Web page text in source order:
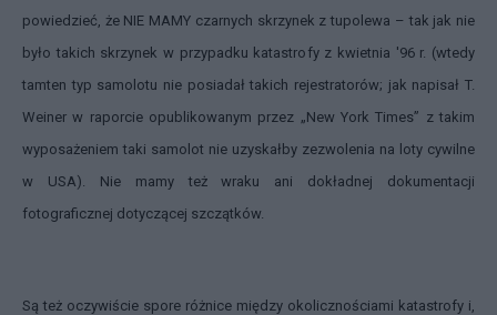
powiedzieć, że NIE MAMY czarnych skrzynek z tupolewa – tak jak nie
było takich skrzynek w przypadku katastrofy z kwietnia '96 r. (wtedy
tamten typ samolotu nie posiadał takich rejestratorów; jak napisał T.
Weiner w raporcie opublikowanym przez „New York Times” z takim
wyposażeniem taki samolot nie uzyskałby zezwolenia na loty cywilne
w USA). Nie mamy też wraku ani dokładnej dokumentacji
fotograficznej dotyczącej szczątków.
Są też oczywiście spore różnice między okolicznościami katastrofy i,